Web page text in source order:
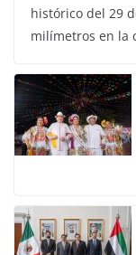
histórico del 29
milímetros en la